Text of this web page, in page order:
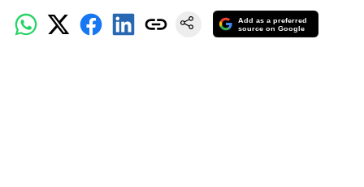
Add as a preferred
source on Google